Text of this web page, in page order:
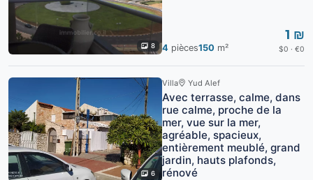
8 4 pièces150 m²
1 ₪
$0 · €0
6
Villa Yud Alef
Avec terrasse, calme, dans
rue calme, proche de la
mer, vue sur la mer,
agréable, spacieux,
entièrement meublé, grand
jardin, hauts plafonds,
rénové